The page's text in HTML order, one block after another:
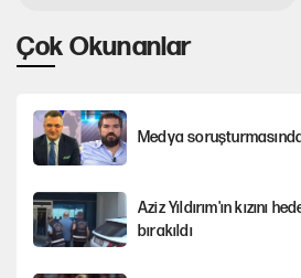
Çok Okunanlar
Medya
Aziz Yıldırım'ın kızını
bırakıldı